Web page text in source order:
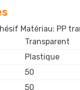
Matériau: PP
Transparent
Plastique
50
50